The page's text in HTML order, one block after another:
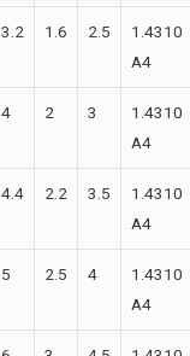
3.2 1.6 2.5
1.4310
А4
4 2 3
1.4310
А4
4.4 2.2 3.5
1.4310
А4
5 2.5 4
1.4310
А4